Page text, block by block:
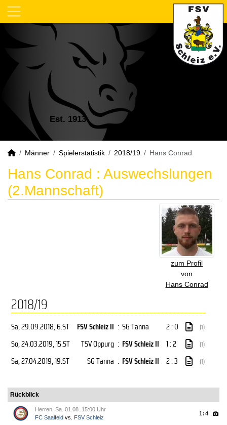
Est. 1913
Männer Spielerstatistik 2018/19 Hans Conrad
Hans Conrad : Auswechslungen
(2.Mannschaft)
zum Profil
von
Hans Conrad
2018/19
Sa, 29.09.2018, 6.ST FSV Schleiz II : SG Tanna 2 : 0 (1)
So, 24.03.2019, 15.ST TSV Oppurg : FSV Schleiz II 1 : 2 (1)
Sa, 27.04.2019, 19.ST SG Tanna : FSV Schleiz II 2 : 3 (1)
Rückblick
Herren, Sa. 01.08. 15:00 Uhr
FC Saalfeld vs. FSV Schleiz
1:4